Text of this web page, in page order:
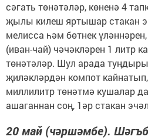
сәгать төнәтәләр, көненә 4
җылы килеш яртышар стакан
мелисса һәм бөтнек
(иван-чай) чәчәкләрен 1 литр
төнәтәләр. Шул арада
җиләкләрдән компот
миллилитр төнәтмә кушалар
ашаганнан соң, 1әр стакан
20 май (чәршәмбе).